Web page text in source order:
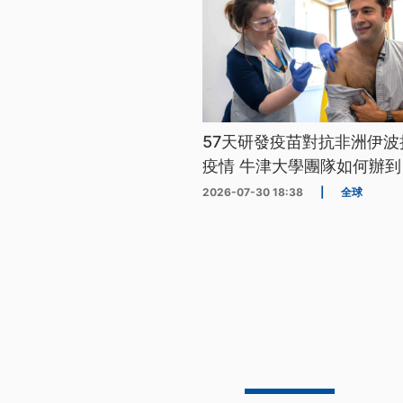
57天研發疫苗對抗非洲伊
疫情 牛津大學團隊如何辦
2026-07-30 18:38 全球